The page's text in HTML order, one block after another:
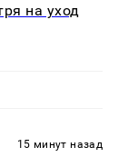
на уход
15 минут назад